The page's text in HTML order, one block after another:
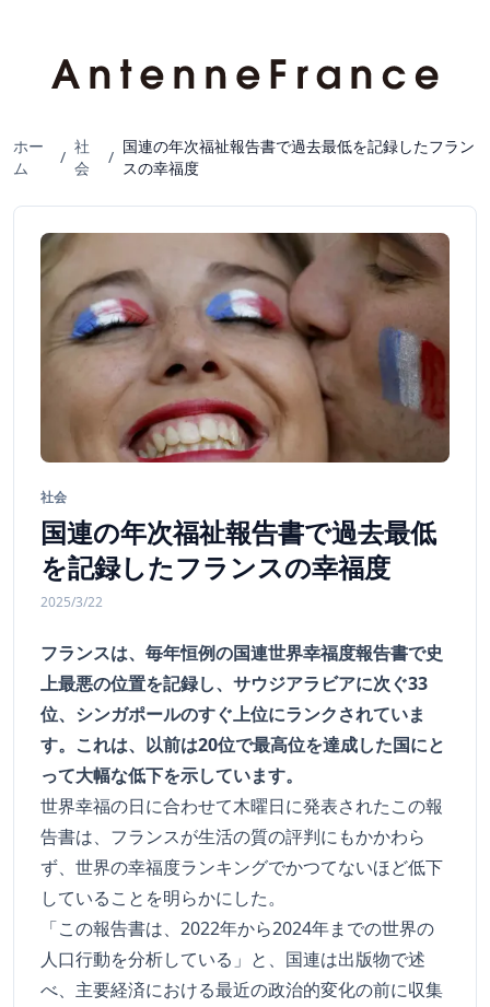
ホー
ム
/
社
会
/
国連の年次福祉報告書で過去最低を記録したフラン
スの幸福度
社会
国連の年次福祉報告書で過去最低
を記録したフランスの幸福度
2025/3/22
フランスは、毎年恒例の国連世界幸福度報告書で史
上最悪の位置を記録し、サウジアラビアに次ぐ33
位、シンガポールのすぐ上位にランクされていま
す。これは、以前は20位で最高位を達成した国にと
って大幅な低下を示しています。
世界幸福の日に合わせて木曜日に発表されたこの報
告書は、フランスが生活の質の評判にもかかわら
ず、世界の幸福度ランキングでかつてないほど低下
していることを明らかにした。
「この報告書は、2022年から2024年までの世界の
人口行動を分析している」と、国連は出版物で述
べ、主要経済における最近の政治的変化の前に収集